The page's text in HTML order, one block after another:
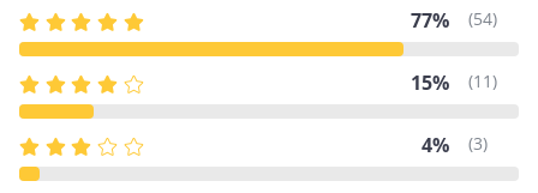
77% (54)
15% (11)
4% (3)